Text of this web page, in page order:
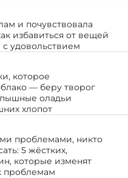
и почувствовала
избавиться от вещей
с удовольствием
которое
— беру творог
оладьи
хлопот
проблемами, никто
5 жёстких,
которые изменят
проблемам